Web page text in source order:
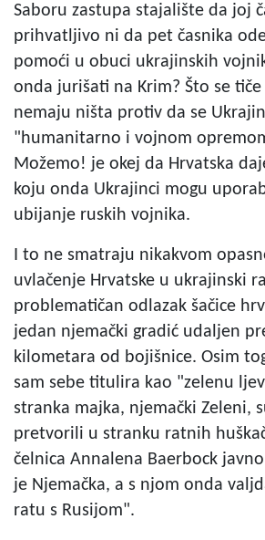
Saboru zastupa stajalište da joj
prihvatljivo ni da pet časnika
pomoći u obuci ukrajinskih
onda jurišati na Krim? Što se
nemaju ništa protiv da se
"humanitarno i vojnom
Možemo! je okej da Hrvatska
koju onda Ukrajinci mogu
ubijanje ruskih vojnika.
I to ne smatraju nikakvom
uvlačenje Hrvatske u ukrajinski
problematičan odlazak šačice
jedan njemački gradić udaljen
kilometara od bojišnice. Osim
sam sebe titulira kao "zelenu
stranka majka, njemački Zeleni,
pretvorili u stranku ratnih
čelnica Annalena Baerbock
je Njemačka, a s njom onda
ratu s Rusijom".